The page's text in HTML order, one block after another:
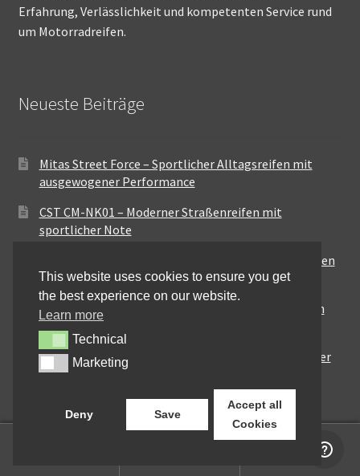
Erfahrung, Verlässlichkeit und kompetenten Service rund
um Motorradreifen.
Neueste Beiträge
Mitas Street Force – Sportlicher Alltagsreifen mit
ausgewogener Performance
CST CM-NK01 – Moderner Straßenreifen mit
sportlicher Note
Maxxis MA-ST3 – Ausgewogener Sport-Touring-Reifen
für vielseitige Einsätze
Pirelli City Demon – Zuverlässigkeit für den urbanen
Alltag
Metzeler Perfect ME77 – Klassische Optik mit solider
Straßenperformance
This website uses cookies to ensure you get
the best experience on our website.
Learn more
TechnicalTechnical
MarketingMarketing
Deny Save
Accept all
Cookies